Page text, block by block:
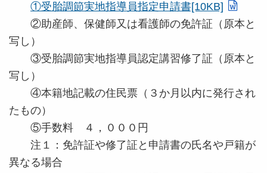
①受胎調節実地指導員指定申請書[10KB]
②助産師、保健師又は看護師の免許証（原本と
写し）
③受胎調節実地指導員認定講習修了証（原本と
写し）
④本籍地記載の住民票（３か月以内に発行され
たもの）
⑤手数料 ４，０００円
注１：免許証や修了証と申請書の氏名や戸籍が
異なる場合